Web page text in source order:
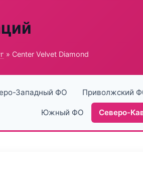
» Center Velvet Diamond
Западный ФО Приволжский
Южный ФО Северо-